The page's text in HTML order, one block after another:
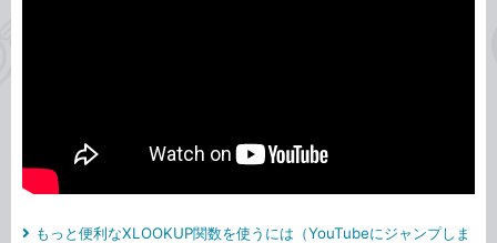
もっと便利なXLOOKUP関数を使うには（YouTubeにジャンプしま